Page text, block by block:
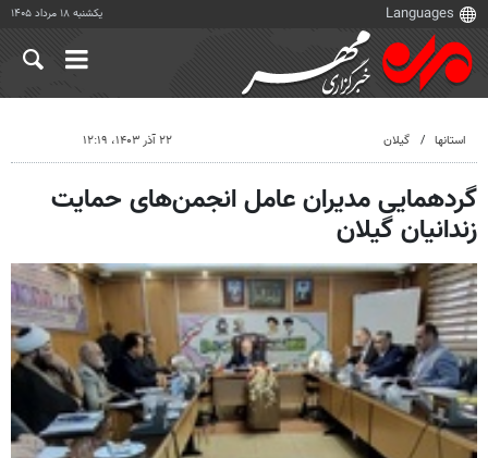
یکشنبه ۱۸ مرداد ۱۴۰۵
استانها گیلان ۲۲ آذر ۱۴۰۳، ۱۲:۱۹
گردهمایی مدیران عامل انجمن‌های حمایت
زندانیان گیلان